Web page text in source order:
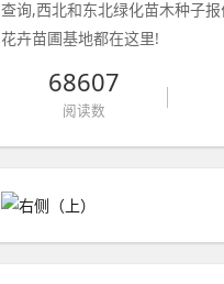
查询,西北和东北绿化苗木种子
花卉苗圃基地都在这里!
68607
阅读数